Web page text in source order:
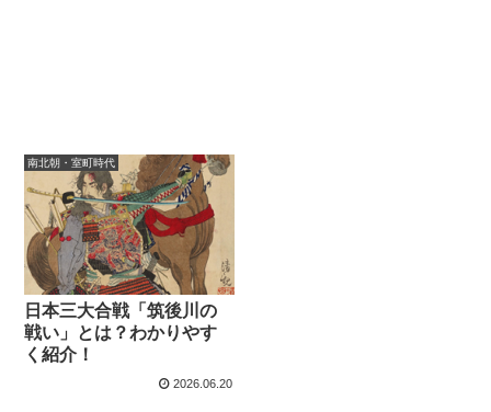
南北朝・室町時代
日本三大合戦「筑後川の
戦い」とは？わかりやす
く紹介！
2026.06.20